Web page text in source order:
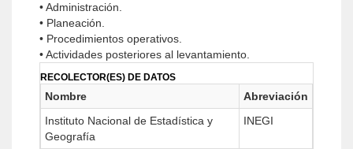
• Administración.
• Planeación.
• Procedimientos operativos.
• Actividades posteriores al levantamiento.
RECOLECTOR(ES) DE DATOS
Nombre
Abreviación
Instituto Nacional de Estadística y
Geografía
INEGI